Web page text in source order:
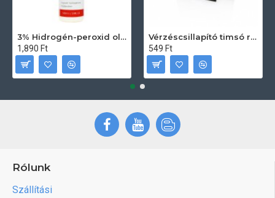
3% Hidrogén-peroxid oldat (sebfertőtlenítő) 100ml
1,890 Ft
Vérzéscsillapító timsó rúd 20db
549 Ft
Rólunk
Szállítási